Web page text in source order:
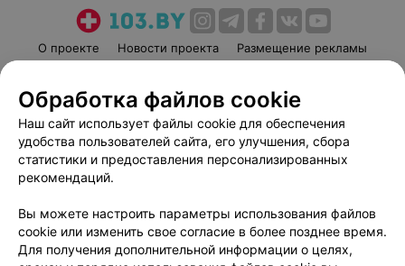
О проекте Новости проекта
Размещение рекламы
Пользовательское соглашение
Способы оплаты
Вакансии
Партнеры
Написать руководителю 103.by
Обработка персональных данных
Обработка файлов cookie
Наш сайт использует файлы cookie для обеспечения
удобства пользователей сайта, его улучшения, сбора
статистики и предоставления персонализированных
рекомендаций.
Вы можете настроить параметры использования файлов
cookie или изменить свое согласие в более позднее время.
Для получения дополнительной информации о целях,